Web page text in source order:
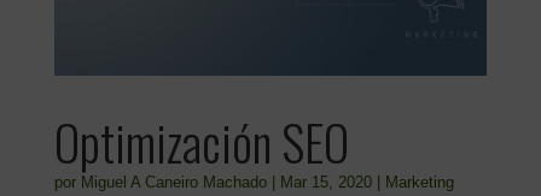
Optimización SEO
por Miguel A Caneiro Machado| Mar 15, 2020|
Marketing